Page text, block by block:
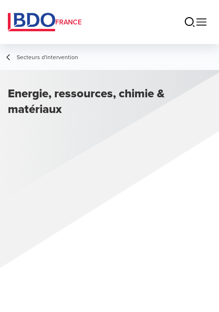
FRANCE
Secteurs d'intervention
Energie, ressources, chimie &
matériaux